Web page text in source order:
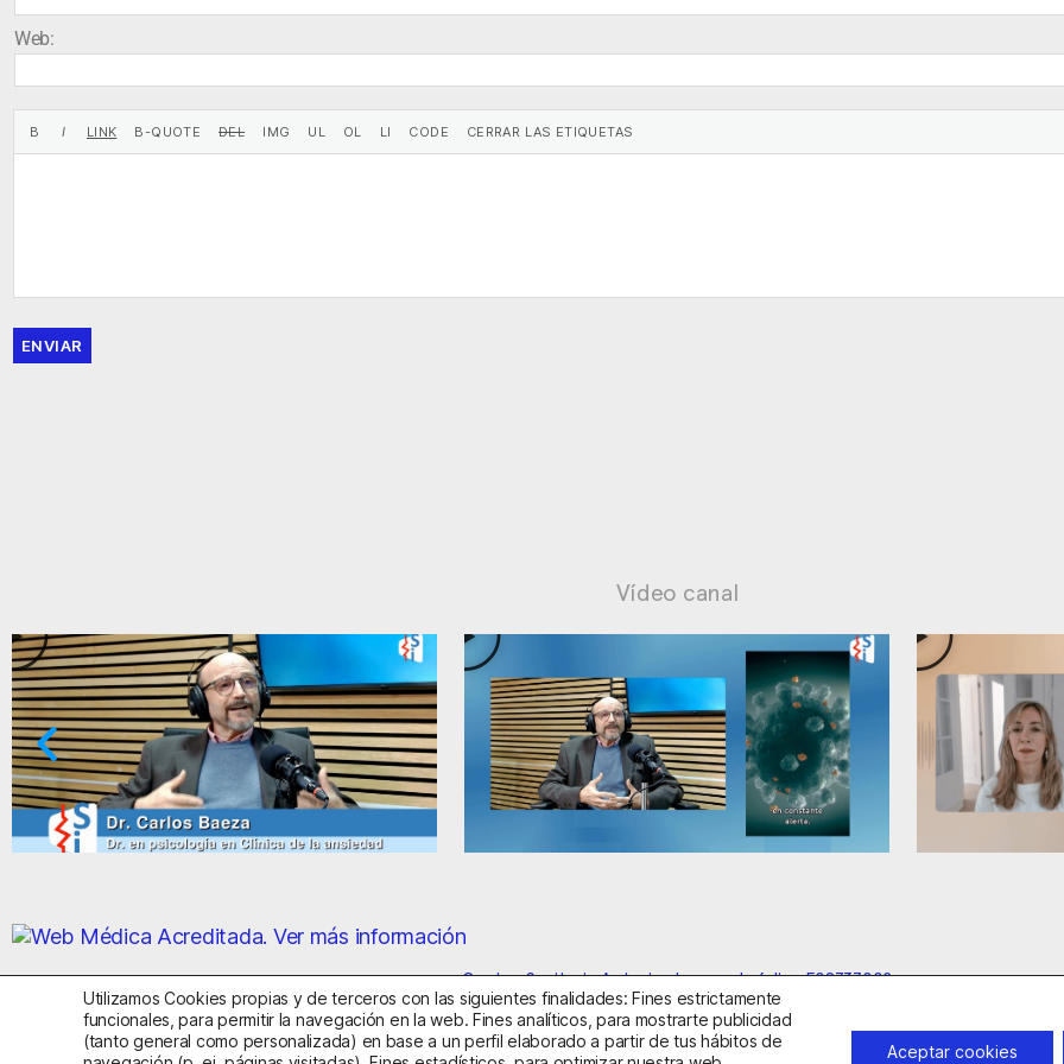
Web:
ENVIAR
Vídeo canal
Centro Sanitario Autorizado con el código E08737002
Aviso LegalPolítica de PrivacidadPolítica de CookiesCondiciones Generales de
Utilizamos Cookies propias y de terceros con las siguientes finalidades: Fines estrictamente
funcionales, para permitir la navegación en la web. Fines analíticos, para mostrarte publicidad
(tanto general como personalizada) en base a un perfil elaborado a partir de tus hábitos de
Aceptar cookies